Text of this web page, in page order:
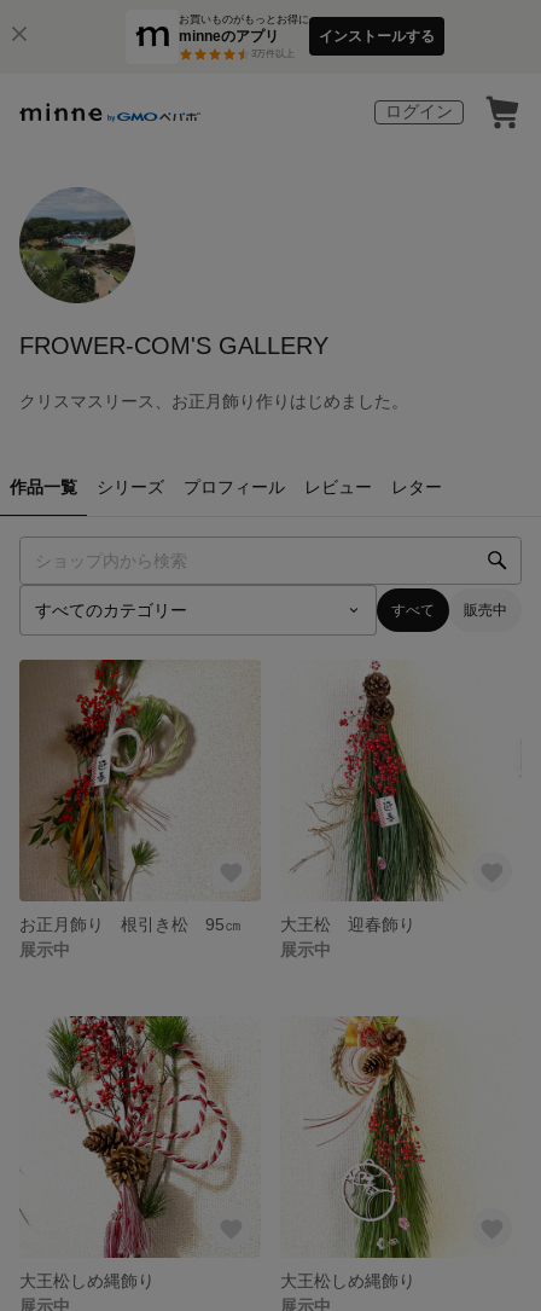
お買いものがもっとお得に
minneのアプリ
3万件以上
インストールする
ログイン
FROWER-COM'S GALLERY
クリスマスリース、お正月飾り作りはじめました。
作品一覧 シリーズ プロフィール レビュー レター
すべて 販売中
お正月飾り 根引き松 95㎝
展示中
大王松 迎春飾り
展示中
大王松しめ縄飾り
展示中
大王松しめ縄飾り
展示中